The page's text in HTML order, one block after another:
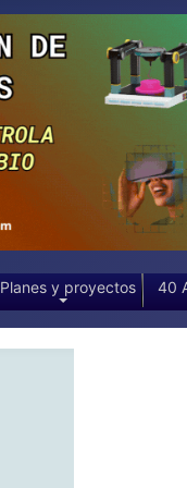
Planes y proyectos 40